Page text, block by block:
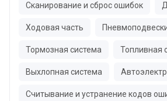
Сканирование и сброс ошибок
Ходовая часть
Тормозная система Топливная
Выхлопная система
Считывание и устранение кодов